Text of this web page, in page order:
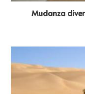
Mudanza